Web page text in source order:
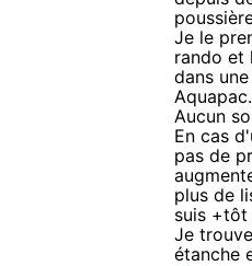
Je le
rando et
dans
Aquapac.
Aucun
En cas
pas de
plus de
suis
Je
étanche